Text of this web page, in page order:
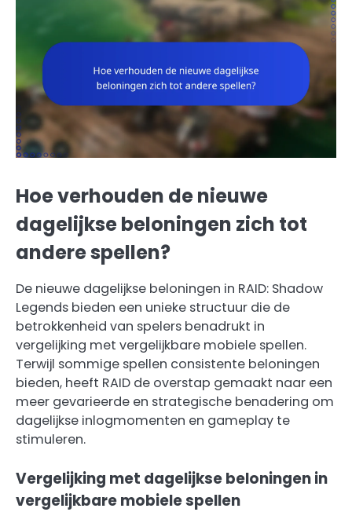
Hoe verhouden de nieuwe
dagelijkse beloningen zich tot
andere spellen?
De nieuwe dagelijkse beloningen in RAID: Shadow
Legends bieden een unieke structuur die de
betrokkenheid van spelers benadrukt in
vergelijking met vergelijkbare mobiele spellen.
Terwijl sommige spellen consistente beloningen
bieden, heeft RAID de overstap gemaakt naar een
meer gevarieerde en strategische benadering om
dagelijkse inlogmomenten en gameplay te
stimuleren.
Vergelijking met dagelijkse beloningen in
vergelijkbare mobiele spellen